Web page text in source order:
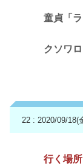
童貞「
クソワ
22 : 2020/09/18(
行く場